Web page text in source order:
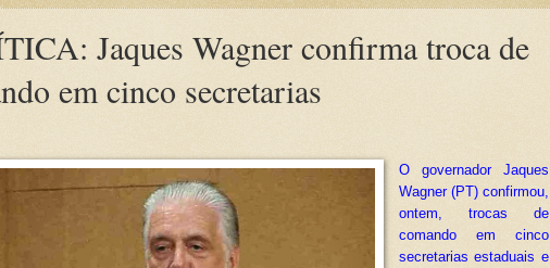
Jaques Wagner confirma troca de
em cinco secretarias
O governador Jaques
Wagner (PT) confirmou,
ontem, trocas de
comando em cinco
secretarias estaduais e